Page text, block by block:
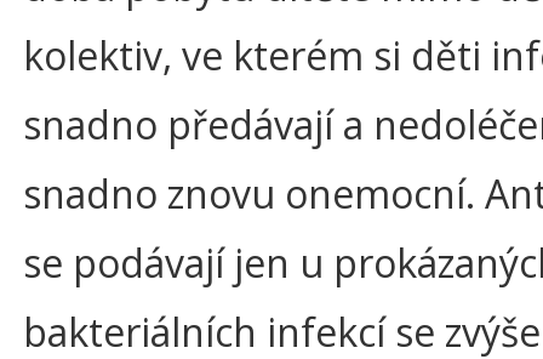
kolektiv, ve kterém si děti
snadno předávají a
snadno znovu onemocní.
se podávají jen u
bakteriálních infekcí se